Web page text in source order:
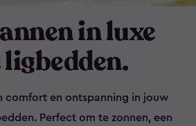
in luxe
comfort en ontspanning in jouw
Perfect om te zonnen, een